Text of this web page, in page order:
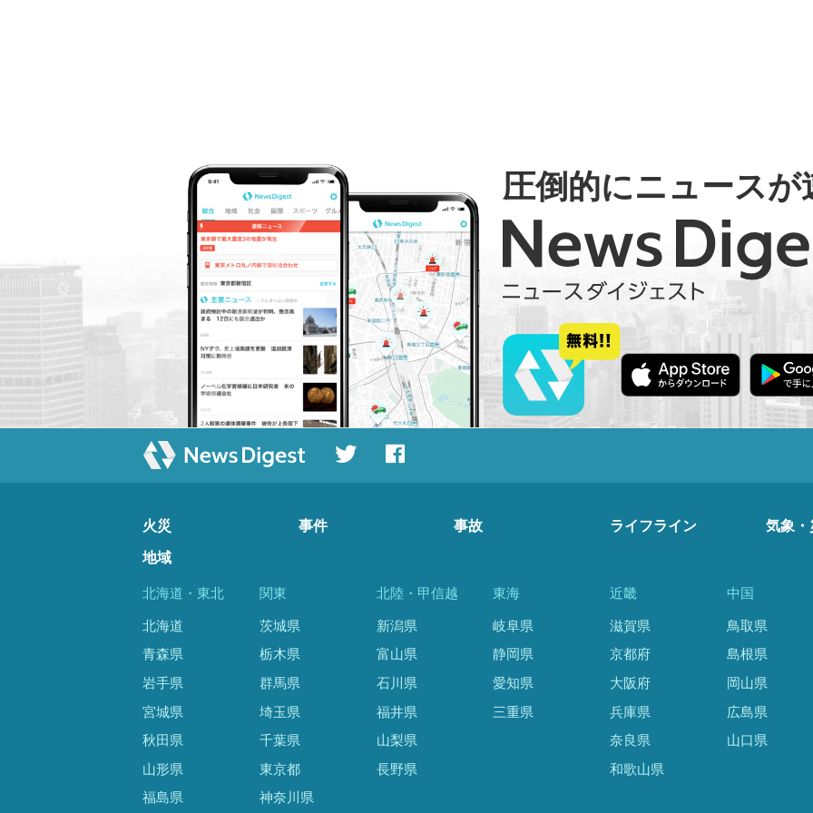
圧倒的にニュースが
火災 事件 事故 ライフライン 気象・
地域
北海道・東北
北海道
青森県
岩手県
宮城県
秋田県
山形県
福島県
関東
茨城県
栃木県
群馬県
埼玉県
千葉県
東京都
神奈川県
北陸・甲信越
新潟県
富山県
石川県
福井県
山梨県
長野県
東海
岐阜県
静岡県
愛知県
三重県
近畿
滋賀県
京都府
大阪府
兵庫県
奈良県
和歌山県
中国
鳥取県
島根県
岡山県
広島県
山口県